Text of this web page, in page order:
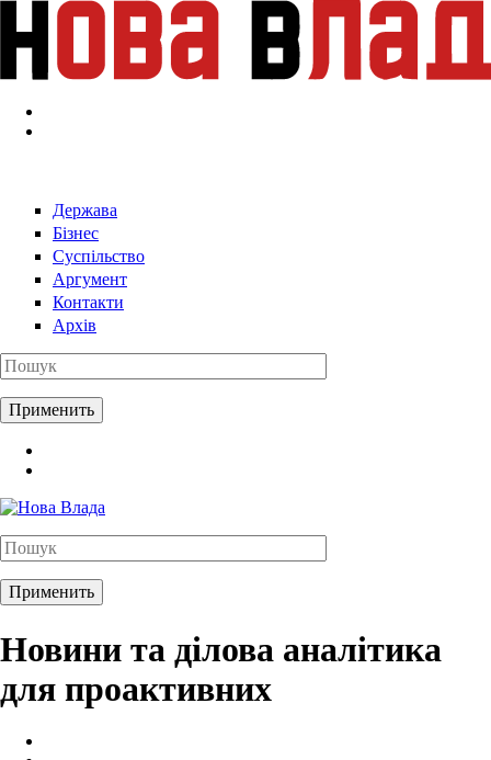
Перейти к основному содержанию
Держава
Бізнес
Суспільство
Аргумент
Контакти
Архів
Новини та ділова аналітика
для проактивних